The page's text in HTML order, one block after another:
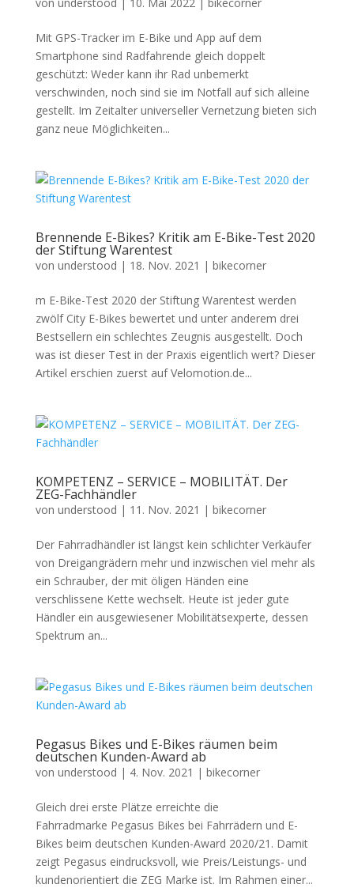
Mit GPS-Tracker im E-Bike und App auf dem
Smartphone sind Radfahrende gleich doppelt
geschützt: Weder kann ihr Rad unbemerkt
verschwinden, noch sind sie im Notfall auf sich alleine
gestellt. Im Zeitalter universeller Vernetzung bieten sich
ganz neue Möglichkeiten...
Brennende E-Bikes? Kritik am E-Bike-Test 2020
der Stiftung Warentest
von understood | 18. Nov. 2021 | bikecorner
m E-Bike-Test 2020 der Stiftung Warentest werden
zwölf City E-Bikes bewertet und unter anderem drei
Bestsellern ein schlechtes Zeugnis ausgestellt. Doch
was ist dieser Test in der Praxis eigentlich wert? Dieser
Artikel erschien zuerst auf Velomotion.de...
KOMPETENZ – SERVICE – MOBILITÄT. Der
ZEG-Fachhändler
von understood | 11. Nov. 2021 | bikecorner
Der Fahrradhändler ist längst kein schlichter Verkäufer
von Dreigangrädern mehr und inzwischen viel mehr als
ein Schrauber, der mit öligen Händen eine
verschlissene Kette wechselt. Heute ist jeder gute
Händler ein ausgewiesener Mobilitätsexperte, dessen
Spektrum an...
Pegasus Bikes und E-Bikes räumen beim
deutschen Kunden-Award ab
von understood | 4. Nov. 2021 | bikecorner
Gleich drei erste Plätze erreichte die
Fahrradmarke Pegasus Bikes bei Fahrrädern und E-
Bikes beim deutschen Kunden-Award 2020/21. Damit
zeigt Pegasus eindrucksvoll, wie Preis/Leistungs- und
kundenorientiert die ZEG Marke ist. Im Rahmen einer...